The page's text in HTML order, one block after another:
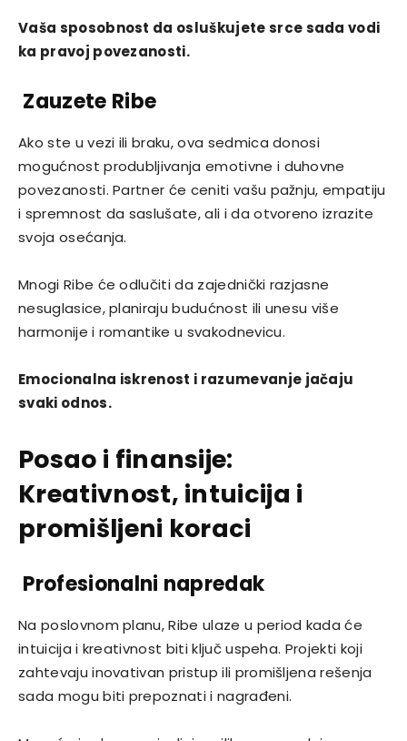
Vaša sposobnost da osluškujete srce sada vodi
ka pravoj povezanosti.
Zauzete Ribe
Ako ste u vezi ili braku, ova sedmica donosi
mogućnost produbljivanja emotivne i duhovne
povezanosti. Partner će ceniti vašu pažnju, empatiju
i spremnost da saslušate, ali i da otvoreno izrazite
svoja osećanja.
Mnogi Ribe će odlučiti da zajednički razjasne
nesuglasice, planiraju budućnost ili unesu više
harmonije i romantike u svakodnevicu.
Emocionalna iskrenost i razumevanje jačaju
svaki odnos.
Posao i finansije:
Kreativnost, intuicija i
promišljeni koraci
Profesionalni napredak
Na poslovnom planu, Ribe ulaze u period kada će
intuicija i kreativnost biti ključ uspeha. Projekti koji
zahtevaju inovativan pristup ili promišljena rešenja
sada mogu biti prepoznati i nagrađeni.